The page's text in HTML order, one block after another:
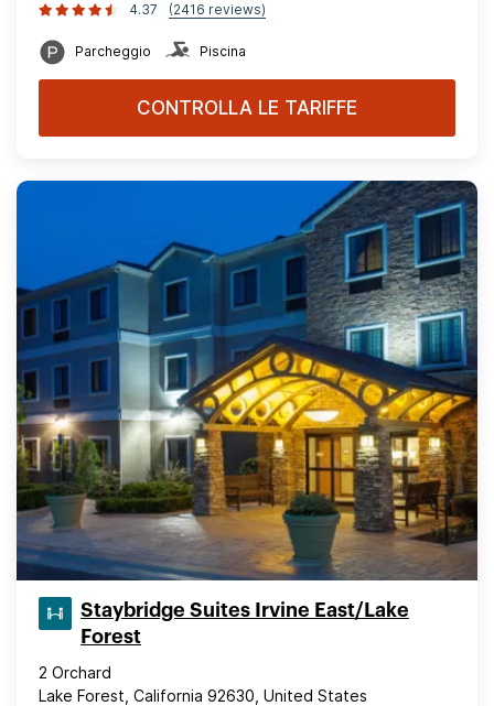
4.37 (2416 reviews)
Parcheggio Piscina
CONTROLLA LE TARIFFE
Staybridge Suites Irvine East/Lake
Forest
2 Orchard
Lake Forest, California 92630, United States